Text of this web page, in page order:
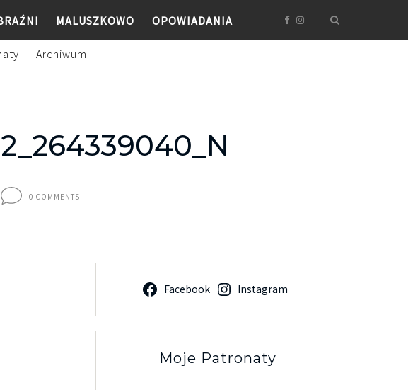
MALUSZKOWO OPOWIADANIA
Archiwum
0 COMMENTS
Facebook Instagram
Moje Patronaty